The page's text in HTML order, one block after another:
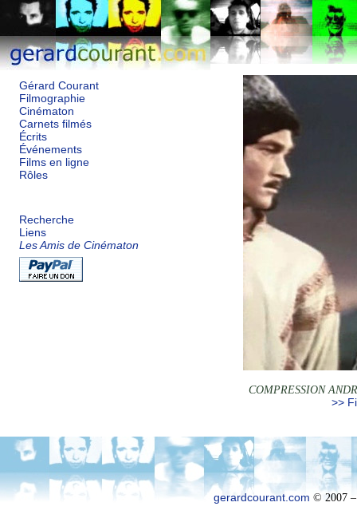
Gérard Courant
Filmographie
Cinématon
Carnets filmés
Écrits
Événements
Films en ligne
Rôles
Recherche
Liens
Les Amis de Cinématon
COMPRESSION
>>
gerardcourant.com © 2007